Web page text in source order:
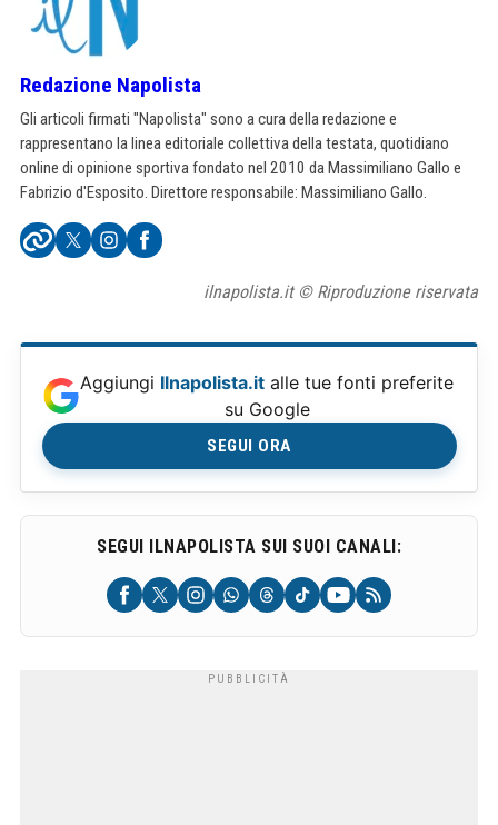
Redazione Napolista
Gli articoli firmati "Napolista" sono a cura della redazione e
rappresentano la linea editoriale collettiva della testata, quotidiano
online di opinione sportiva fondato nel 2010 da Massimiliano Gallo e
Fabrizio d'Esposito. Direttore responsabile: Massimiliano Gallo.
ilnapolista.it © Riproduzione riservata
Aggiungi Ilnapolista.it alle tue fonti preferite
su Google
SEGUI ORA
SEGUI ILNAPOLISTA SUI SUOI CANALI: